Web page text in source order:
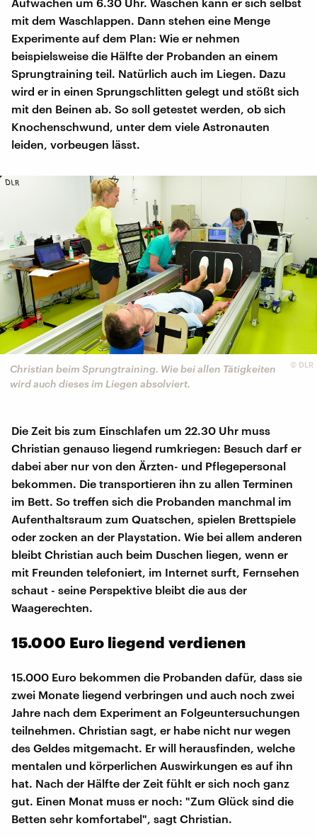
mit dem Waschlappen. Dann stehen eine Menge
Experimente auf dem Plan: Wie er nehmen
beispielsweise die Hälfte der Probanden an einem
Sprungtraining teil. Natürlich auch im Liegen. Dazu
wird er in einen Sprungschlitten gelegt und stößt sich
mit den Beinen ab. So soll getestet werden, ob sich
Knochenschwund, unter dem viele Astronauten
leiden, vorbeugen lässt.
© DLR
Christian beim Sprungtraining. Wie bei allen Tätigkeiten
wird auch dieses im Liegen absolviert.
Die Zeit bis zum Einschlafen um 22.30 Uhr muss
Christian genauso liegend rumkriegen: Besuch darf er
dabei aber nur von den Ärzten- und Pflegepersonal
bekommen. Die transportieren ihn zu allen Terminen
im Bett. So treffen sich die Probanden manchmal im
Aufenthaltsraum zum Quatschen, spielen Brettspiele
oder zocken an der Playstation. Wie bei allem anderen
bleibt Christian auch beim Duschen liegen, wenn er
mit Freunden telefoniert, im Internet surft, Fernsehen
schaut - seine Perspektive bleibt die aus der
Waagerechten.
15.000 Euro liegend verdienen
15.000 Euro bekommen die Probanden dafür, dass sie
zwei Monate liegend verbringen und auch noch zwei
Jahre nach dem Experiment an Folgeuntersuchungen
teilnehmen. Christian sagt, er habe nicht nur wegen
des Geldes mitgemacht. Er will herausfinden, welche
mentalen und körperlichen Auswirkungen es auf ihn
hat. Nach der Hälfte der Zeit fühlt er sich noch ganz
gut. Einen Monat muss er noch: "Zum Glück sind die
Betten sehr komfortabel", sagt Christian.